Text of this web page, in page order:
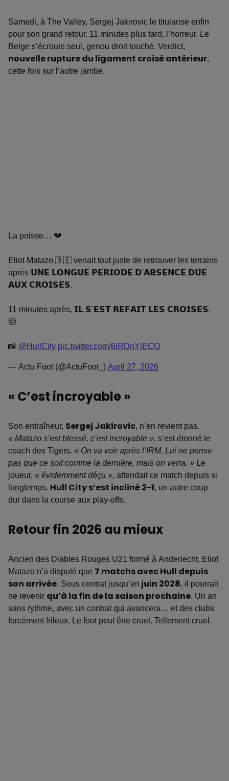
Samedi, à The Valley, Sergej Jakirovic le titularise enfin
pour son grand retour. 11 minutes plus tard, l’horreur. Le
Belge s’écroule seul, genou droit touché. Verdict,
nouvelle rupture du ligament croisé antérieur,
cette fois sur l’autre jambe.
La poisse… 💔
Eliot Matazo 🇧🇪 venait tout juste de retrouver les terrains
après 𝗨𝗡𝗘 𝗟𝗢𝗡𝗚𝗨𝗘 𝗣𝗘́𝗥𝗜𝗢𝗗𝗘 𝗗’𝗔𝗕𝗦𝗘𝗡𝗖𝗘 𝗗𝗨̂𝗘
𝗔𝗨𝗫 𝗖𝗥𝗢𝗜𝗦𝗘́𝗦.
11 minutes après, 𝗜𝗟 𝗦’𝗘𝗦𝗧 𝗥𝗘𝗙𝗔𝗜𝗧 𝗟𝗘𝗦 𝗖𝗥𝗢𝗜𝗦𝗘́𝗦.
😔
📸 @HullCity pic.twitter.com/6iRDnYjECO
— Actu Foot (@ActuFoot_)April 27, 2026
« C’est incroyable »
Son entraîneur, Sergej Jakirovic, n’en revient pas.
« Matazo s’est blessé, c’est incroyable », s’est étonné le
coach des Tigers. « On va voir après l’IRM. Lui ne pense
pas que ce soit comme la dernière, mais on verra. » Le
joueur, « évidemment déçu », attendait ce match depuis si
longtemps. Hull City s’est incliné 2-1, un autre coup
dur dans la course aux play-offs.
Retour fin 2026 au mieux
Ancien des Diables Rouges U21 formé à Anderlecht, Eliot
Matazo n’a disputé que 7 matchs avec Hull depuis
son arrivée. Sous contrat jusqu’en juin 2028, il pourrait
ne revenir qu’à la fin de la saison prochaine. Un an
sans rythme, avec un contrat qui avancera… et des clubs
forcément frileux. Le foot peut être cruel. Tellement cruel.